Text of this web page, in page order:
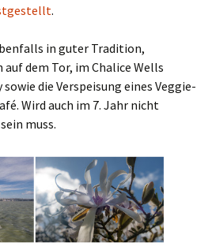
.
in guter Tradition,
auf dem Tor, im Chalice Wells
sowie die Verspeisung eines Veggie-
Wird auch im 7. Jahr nicht
muss.